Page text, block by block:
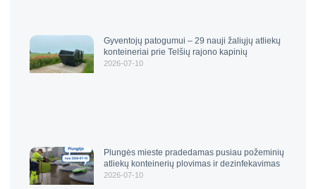
Gyventojų patogumui – 29 nauji žaliųjų atliekų
konteineriai prie Telšių rajono kapinių
2026-07-10
Plungės mieste pradedamas pusiau požeminių
atliekų konteinerių plovimas ir dezinfekavimas
2026-07-10